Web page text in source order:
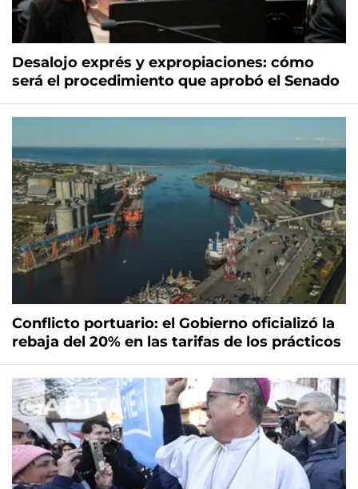
Desalojo exprés y expropiaciones: cómo
será el procedimiento que aprobó el Senado
Conflicto portuario: el Gobierno oficializó la
rebaja del 20% en las tarifas de los prácticos